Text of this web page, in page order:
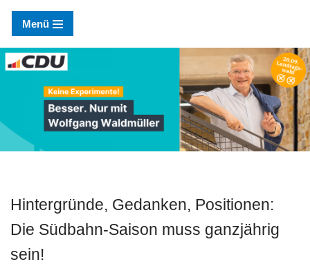
Zum
Inhalt
springen
Menü
Hintergründe, Gedanken, Positionen:
Die Südbahn-Saison muss ganzjährig
sein!